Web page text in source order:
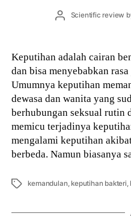
PostScientific review
Keputihan adalah cairan
dan bisa menyebabkan
Umumnya keputihan
dewasa dan wanita yang
berhubungan seksual rutin
memicu terjadinya
mengalami keputihan
berbeda. Namun biasanya
Tags kemandulan, keputihan bakteri,